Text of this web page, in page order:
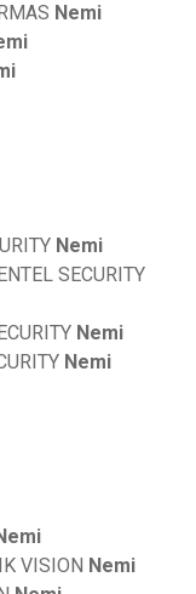
Nemi
Nemi
SECURITY
Nemi
Nemi
VISION Nemi